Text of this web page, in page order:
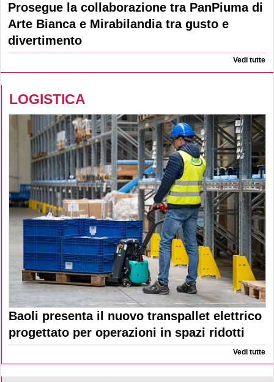
Prosegue la collaborazione tra PanPiuma di
Arte Bianca e Mirabilandia tra gusto e
divertimento
Vedi tutte
LOGISTICA
Baoli presenta il nuovo transpallet elettrico
progettato per operazioni in spazi ridotti
Vedi tutte